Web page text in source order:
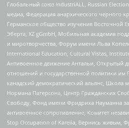
Глобальный союз IndustriALL, Russian
медиа, Федерация анархического черного
Германское общество изучения Восточной
Эберта, XZ gGmbH, Мобильная академия
и миротворчества, Форум имени Льва
International Education, Cultural Vistas,
Антивоенное движение Антальи, Открытый
отношений и государственной политики им
канадский демократический альянс,
Нормана Патерсона, Центр Гражданских
Свободу, Фонд имени Фридриха Науманна
антивоенное сопротивление, Комитет
Stop Occupation of Karelia, Вернись живым,